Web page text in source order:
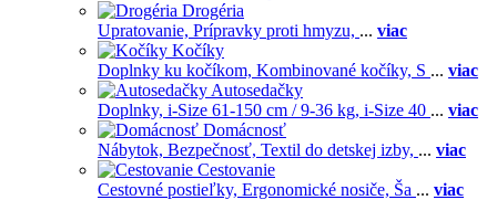
Drogéria
Upratovanie, Prípravky proti hmyzu, ... viac
Kočíky
Doplnky ku kočíkom, Kombinované kočíky, S ... viac
Autosedačky
Doplnky, i-Size 61-150 cm / 9-36 kg, i-Size 40 ... viac
Domácnosť
Nábytok, Bezpečnosť, Textil do detskej izby, ... viac
Cestovanie
Cestovné postieľky, Ergonomické nosiče, Ša ... viac